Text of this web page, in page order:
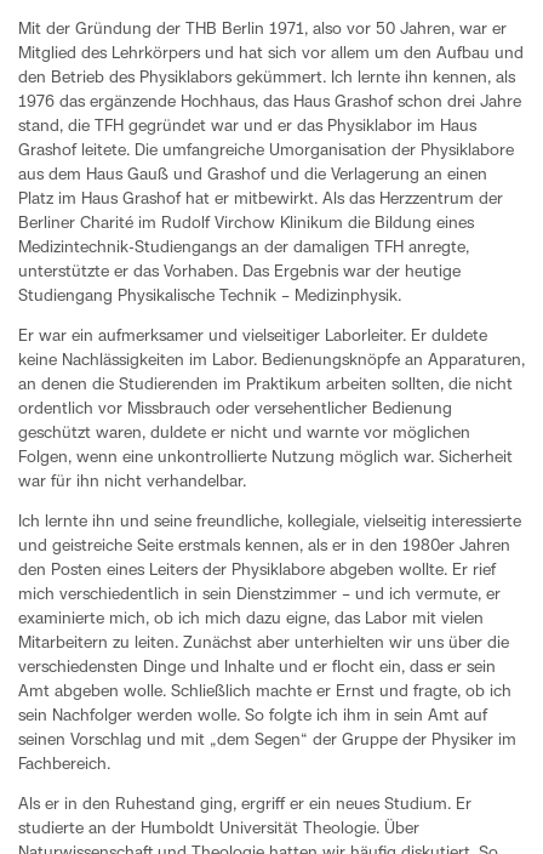
Mit der Gründung der THB Berlin 1971, also vor 50 Jahren, war er
Mitglied des Lehrkörpers und hat sich vor allem um den Aufbau und
den Betrieb des Physiklabors gekümmert. Ich lernte ihn kennen, als
1976 das ergänzende Hochhaus, das Haus Grashof schon drei Jahre
stand, die TFH gegründet war und er das Physiklabor im Haus
Grashof leitete. Die umfangreiche Umorganisation der Physiklabore
aus dem Haus Gauß und Grashof und die Verlagerung an einen
Platz im Haus Grashof hat er mitbewirkt. Als das Herzzentrum der
Berliner Charité im Rudolf Virchow Klinikum die Bildung eines
Medizintechnik-Studiengangs an der damaligen TFH anregte,
unterstützte er das Vorhaben. Das Ergebnis war der heutige
Studiengang Physikalische Technik – Medizinphysik.
Er war ein aufmerksamer und vielseitiger Laborleiter. Er duldete
keine Nachlässigkeiten im Labor. Bedienungsknöpfe an Apparaturen,
an denen die Studierenden im Praktikum arbeiten sollten, die nicht
ordentlich vor Missbrauch oder versehentlicher Bedienung
geschützt waren, duldete er nicht und warnte vor möglichen
Folgen, wenn eine unkontrollierte Nutzung möglich war. Sicherheit
war für ihn nicht verhandelbar.
Ich lernte ihn und seine freundliche, kollegiale, vielseitig interessierte
und geistreiche Seite erstmals kennen, als er in den 1980er Jahren
den Posten eines Leiters der Physiklabore abgeben wollte. Er rief
mich verschiedentlich in sein Dienstzimmer – und ich vermute, er
examinierte mich, ob ich mich dazu eigne, das Labor mit vielen
Mitarbeitern zu leiten. Zunächst aber unterhielten wir uns über die
verschiedensten Dinge und Inhalte und er flocht ein, dass er sein
Amt abgeben wolle. Schließlich machte er Ernst und fragte, ob ich
sein Nachfolger werden wolle. So folgte ich ihm in sein Amt auf
seinen Vorschlag und mit „dem Segen“ der Gruppe der Physiker im
Fachbereich.
Als er in den Ruhestand ging, ergriff er ein neues Studium. Er
studierte an der Humboldt Universität Theologie. Über